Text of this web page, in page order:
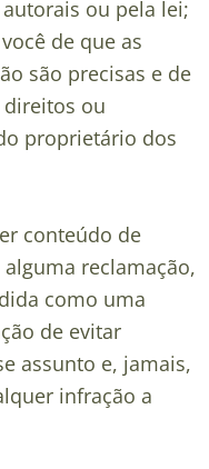
ou pela lei;
de que as
são precisas e de
ou
proprietário dos
conteúdo de
reclamação,
como uma
de evitar
assunto e, jamais,
infração a